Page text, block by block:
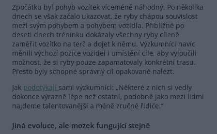
Zpočátku byl pohyb vozítek víceméně náhodný. Po několika
dnech se však začalo ukazovat, že ryby chápou souvislost
mezi svým pohybem a pohybem vozidla. Přibližně po
deseti dnech tréninku dokázaly všechny ryby cíleně
zaměřit vozítko na terč a dojet k němu. Výzkumníci navíc
měnili výchozí pozice vozidel i umístění cíle, aby vyloučili
možnost, že si ryby pouze zapamatovaly konkrétní trasu.
Přesto byly schopné správný cíl opakovaně nalézt.
Jak podotýkají sami výzkumníci: „Některé z nich si vedly
dokonce výrazně lépe než ostatní, podobně jako mezi lidmi
najdeme talentovanější a méně zručné řidiče.“
Jiná evoluce, ale mozek fungující stejně